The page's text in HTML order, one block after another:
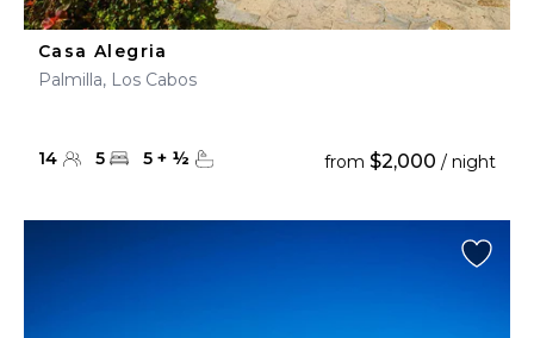
Casa Alegria
Palmilla, Los Cabos
14 5 5 + ½ from $2,000 / night